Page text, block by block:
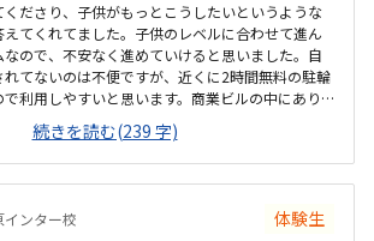
ださり、子供がもっとこうしたいというような
てくれてました。子供のレベルに合わせて進ん
ので、不安なく進めていけると思いました。自
てないのは不便ですが、近くに2時間無料の駐輪
利用しやすいと思います。商業ビルの中にあり
でコツコツプログラミングを進めて行ける環境か
のプログラミング教室に比べると、格段に安くて
なっていると思います。
続きを読む(239 字)
ンター校 体験生